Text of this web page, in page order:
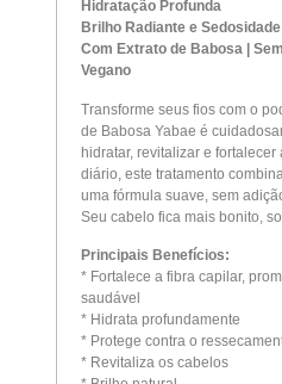
Hidratação Profunda
Brilho Radiante e Sedosidade
Com Extrato de Babosa |
Vegano
Transforme seus fios com o
de Babosa Yabae é
hidratar, revitalizar e
diário, este tratamento
uma fórmula suave, sem
Seu cabelo fica mais bonito,
Principais Benefícios:
* Fortalece a fibra capilar,
saudável
* Hidrata profundamente
* Protege contra o
* Revitaliza os cabelos